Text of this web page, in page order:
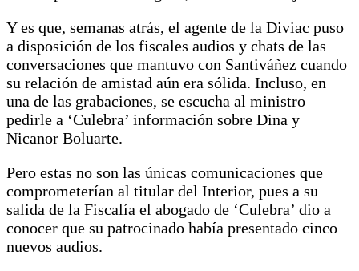
Y es que, semanas atrás, el agente de la Diviac puso
a disposición de los fiscales audios y chats de las
conversaciones que mantuvo con Santiváñez cuando
su relación de amistad aún era sólida. Incluso, en
una de las grabaciones, se escucha al ministro
pedirle a ‘Culebra’ información sobre Dina y
Nicanor Boluarte.
Pero estas no son las únicas comunicaciones que
comprometerían al titular del Interior, pues a su
salida de la Fiscalía el abogado de ‘Culebra’ dio a
conocer que su patrocinado había presentado cinco
nuevos audios.